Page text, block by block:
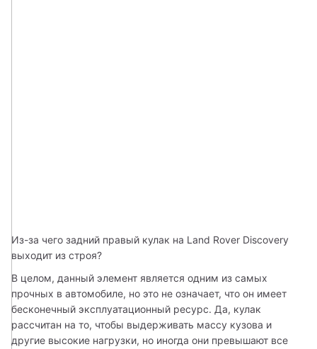
Из-за чего задний правый кулак на Land Rover Discovery
выходит из строя?
В целом, данный элемент является одним из самых
прочных в автомобиле, но это не означает, что он имеет
бесконечный эксплуатационный ресурс. Да, кулак
рассчитан на то, чтобы выдерживать массу кузова и
другие высокие нагрузки, но иногда они превышают все